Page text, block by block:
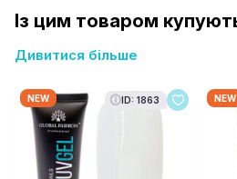
Із цим товаром
Дивитися більше
NEW ID: 1863 NEW